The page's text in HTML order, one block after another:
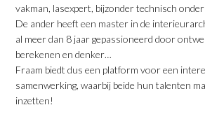
vakman, lasexpert, bijzonder technisch
De ander heeft een master in de
al meer dan 8 jaar gepassioneerd door
berekenen en denker…
Fraam biedt dus een platform voor een
samenwerking, waarbij beide hun talenten
inzetten!